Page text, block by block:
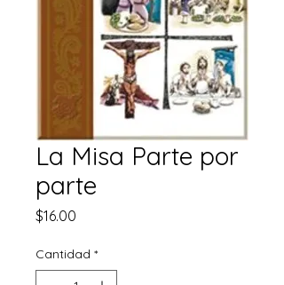
La Misa Parte por
parte
$16.00
Cantidad *